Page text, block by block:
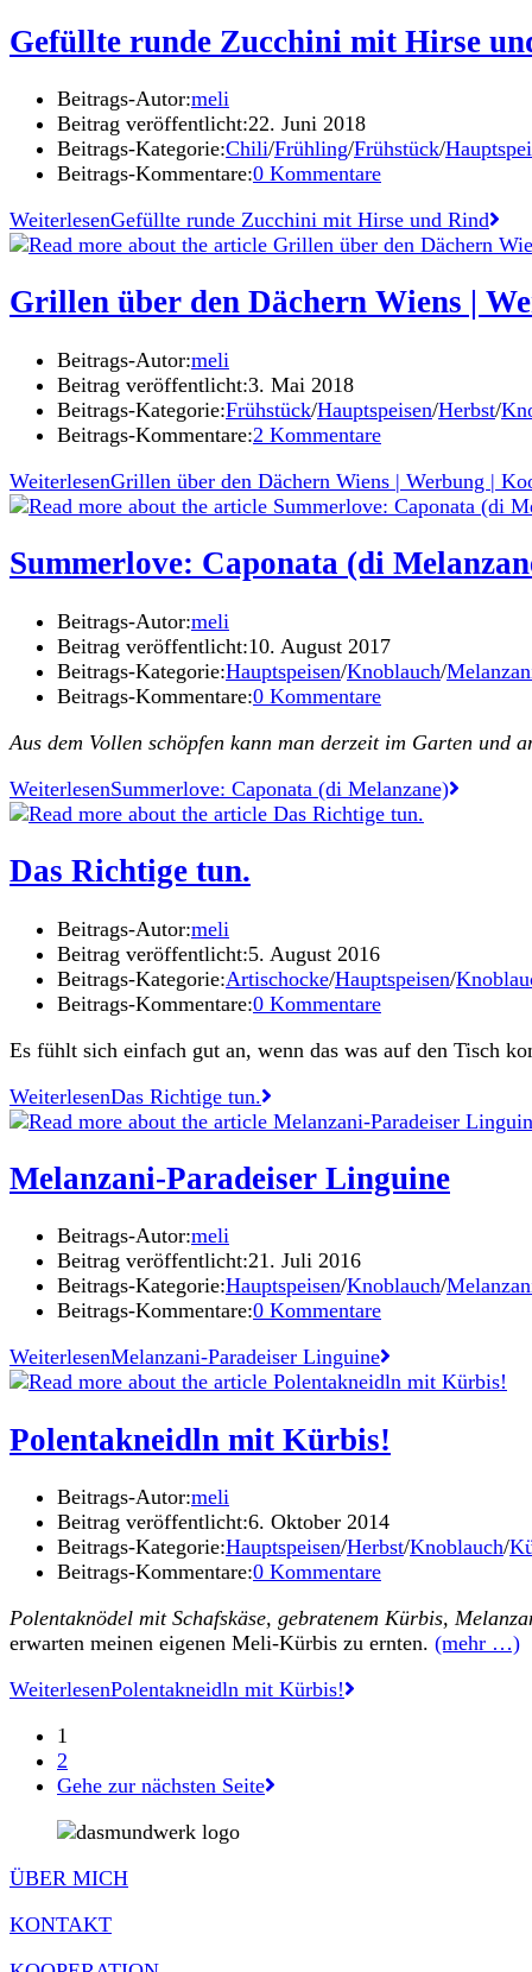
Gefüllte runde Zucchini mit Hirse
Beitrags-Autor:meli
Beitrag veröffentlicht:22. Juni 2018
Beitrags-Kategorie:Chili/Frühling/Frühstück/
Beitrags-Kommentare:0 Kommentare
WeiterlesenGefüllte runde Zucchini mit Hirse und Rind
Grillen über den Dächern Wiens |
Beitrags-Autor:meli
Beitrag veröffentlicht:3. Mai 2018
Beitrags-Kategorie:Frühstück/Hauptspeisen/Herbst/
Beitrags-Kommentare:2 Kommentare
WeiterlesenGrillen über den Dächern Wiens | Werbung |
Summerlove: Caponata (di
Beitrags-Autor:meli
Beitrag veröffentlicht:10. August 2017
Beitrags-Kategorie:Hauptspeisen/Knoblauch/
Beitrags-Kommentare:0 Kommentare
Aus dem Vollen schöpfen kann man derzeit im Garten und
WeiterlesenSummerlove: Caponata (di Melanzane)
Das Richtige tun.
Beitrags-Autor:meli
Beitrag veröffentlicht:5. August 2016
Beitrags-Kategorie:Artischocke/Hauptspeisen/
Beitrags-Kommentare:0 Kommentare
Es fühlt sich einfach gut an, wenn das was auf den Tisch
WeiterlesenDas Richtige tun.
Melanzani-Paradeiser Linguine
Beitrags-Autor:meli
Beitrag veröffentlicht:21. Juli 2016
Beitrags-Kategorie:Hauptspeisen/Knoblauch/
Beitrags-Kommentare:0 Kommentare
WeiterlesenMelanzani-Paradeiser Linguine
Polentakneidln mit Kürbis!
Beitrags-Autor:meli
Beitrag veröffentlicht:6. Oktober 2014
Beitrags-Kategorie:Hauptspeisen/Herbst/Knoblauch/
Beitrags-Kommentare:0 Kommentare
Polentaknödel mit Schafskäse, gebratenem Kürbis,
erwarten meinen eigenen Meli-Kürbis zu ernten. (mehr …)
WeiterlesenPolentakneidln mit Kürbis!
1
2
Gehe zur nächsten Seite
ÜBER MICH
KONTAKT